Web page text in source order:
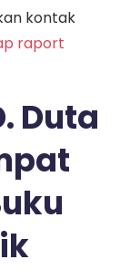
kontak
raport
Duta